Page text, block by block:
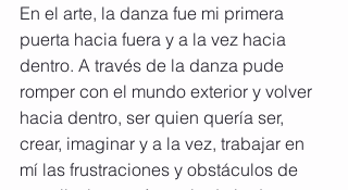
En el arte, la danza fue mi primera
puerta hacia fuera y a la vez hacia
dentro. A través de la danza pude
romper con el mundo exterior y volver
hacia dentro, ser quien quería ser,
crear, imaginar y a la vez, trabajar en
mí las frustraciones y obstáculos de